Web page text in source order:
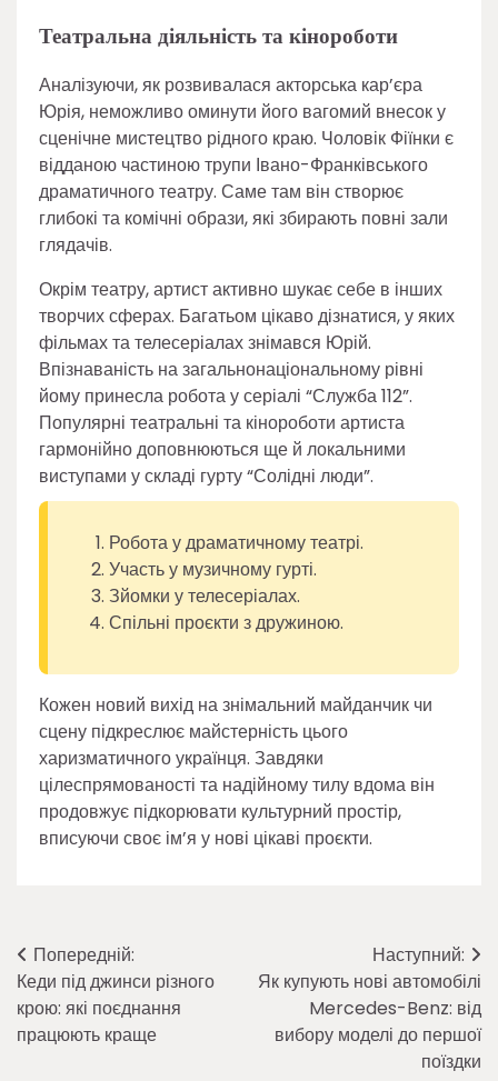
Театральна діяльність та кінороботи
Аналізуючи, як розвивалася акторська кар’єра
Юрія, неможливо оминути його вагомий внесок у
сценічне мистецтво рідного краю. Чоловік Фіїнки є
відданою частиною трупи Івано-Франківського
драматичного театру. Саме там він створює
глибокі та комічні образи, які збирають повні зали
глядачів.
Окрім театру, артист активно шукає себе в інших
творчих сферах. Багатьом цікаво дізнатися, у яких
фільмах та телесеріалах знімався Юрій.
Впізнаваність на загальнонаціональному рівні
йому принесла робота у серіалі “Служба 112”.
Популярні театральні та кінороботи артиста
гармонійно доповнюються ще й локальними
виступами у складі гурту “Солідні люди”.
Робота у драматичному театрі.
Участь у музичному гурті.
Зйомки у телесеріалах.
Спільні проєкти з дружиною.
Кожен новий вихід на знімальний майданчик чи
сцену підкреслює майстерність цього
харизматичного українця. Завдяки
цілеспрямованості та надійному тилу вдома він
продовжує підкорювати культурний простір,
вписуючи своє ім’я у нові цікаві проєкти.
Навігація
записів
Попередній:
Кеди під джинси різного
крою: які поєднання
працюють краще
Наступний:
Як купують нові автомобілі
Mercedes-Benz: від
вибору моделі до першої
поїздки